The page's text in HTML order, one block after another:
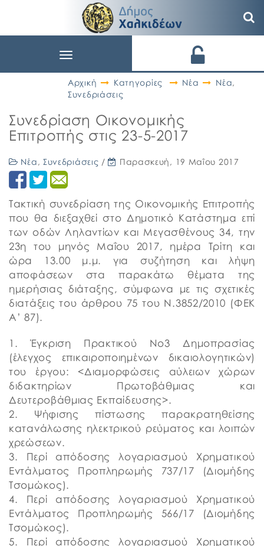
Toggle
Αρχική
Κατηγορίες Νέα Νέα,
Συνεδριάσεις
Συνεδρίαση Οικονομικής
Επιτροπής στις 23-5-2017
Νέα , Συνεδριάσεις / Παρασκευή, 19 Μαΐου 2017
Tακτική συνεδρίαση της Οικονομικής Επιτροπής
που θα διεξαχθεί στο Δημοτικό Κατάστημα επί
των οδών Ληλαντίων και Μεγασθένους 34, την
23η του μηνός Μαΐου 2017, ημέρα Τρίτη και
ώρα 13.00 μ.μ. για συζήτηση και λήψη
αποφάσεων στα παρακάτω θέματα της
ημερήσιας διάταξης, σύμφωνα με τις σχετικές
διατάξεις του άρθρου 75 του Ν.3852/2010 (ΦΕΚ
Α’ 87).
1. Έγκριση Πρακτικού Νο3 Δημοπρασίας
(έλεγχος επικαιροποιημένων δικαιολογητικών)
του έργου: <Διαμορφώσεις αύλειων χώρων
διδακτηρίων Πρωτοβάθμιας και
Δευτεροβάθμιας Εκπαίδευσης>.
2. Ψήφισης πίστωσης παρακρατηθείσης
κατανάλωσης ηλεκτρικού ρεύματος και λοιπών
χρεώσεων.
3. Περί απόδοσης λογαριασμού Χρηματικού
Εντάλματος Προπληρωμής 737/17 (Διομήδης
Τσομώκος).
4. Περί απόδοσης λογαριασμού Χρηματικού
Εντάλματος Προπληρωμής 566/17 (Διομήδης
Τσομώκος).
5. Περί απόδοσης λογαριασμού Χρηματικού